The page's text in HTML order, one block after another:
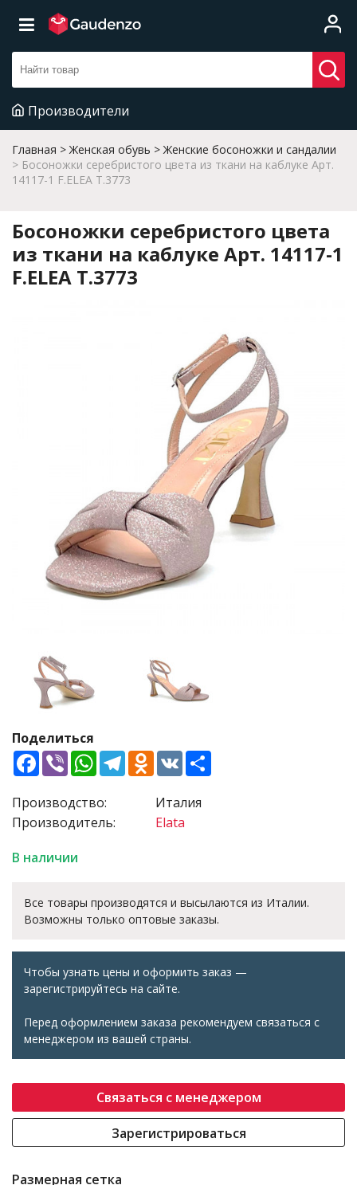
Производители
Главная Женская обувь
Женские босоножки и сандалии
Босоножки серебристого цвета из ткани на каблуке Арт.
14117-1 F.ELEA T.3773
Босоножки серебристого цвета
из ткани на каблуке Арт. 14117-1
F.ELEA T.3773
Поделиться
Facebook
ViberWhatsApp
TelegramOdnoklassniki
VK
Производство:
Производитель:
Италия
Elata
В наличии
Все товары производятся и высылаются из Италии.
Возможны только оптовые заказы.
Чтобы узнать цены и оформить заказ —
зарегистрируйтесь на сайте.
Перед оформлением заказа рекомендуем связаться с
менеджером из вашей страны.
Связаться с менеджером
Зарегистрироваться
Размерная сетка